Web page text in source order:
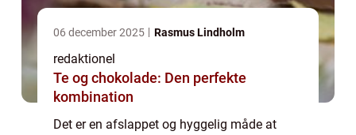
06 december 2025 Rasmus Lindholm
redaktionel
Te og chokolade: Den perfekte
kombination
Det er en afslappet og hyggelig måde at